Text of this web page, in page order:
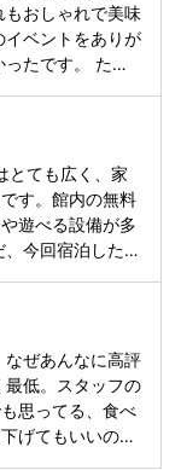
イベントをありが
たのが残念です
す🤣いい運動に
も無料になって
所が分かりにく
フさんに3回聞
欲しかったで
られない素敵な
に大変なお仕事
られますよう願
す。館内の無料
遊べる設備が多
ぶのがとても大
すという案内が
自分たちで運ぶ
ことや、荷物の
、部屋
でした。枕元の
にはゴミや髪の
ぜあんなに高評
思ってる、食べ
げてもいいのか